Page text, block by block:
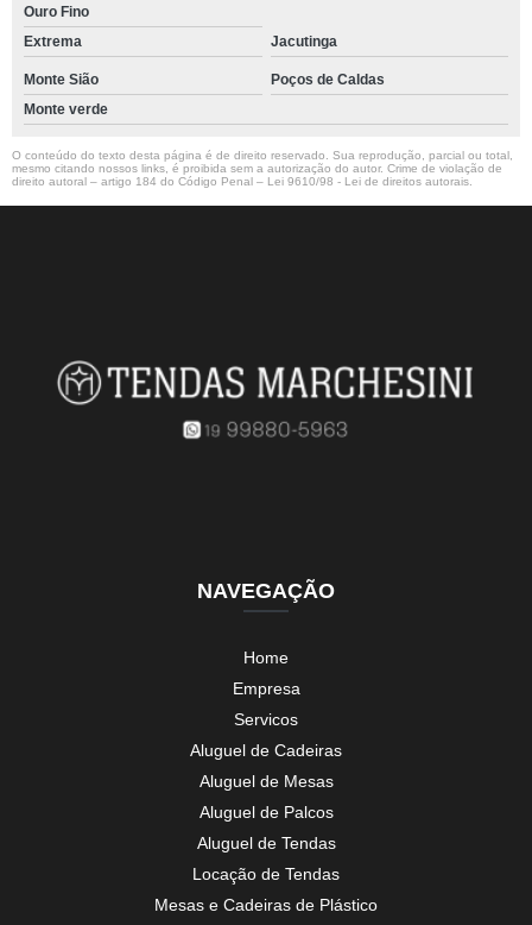
Ouro Fino
Extrema
Jacutinga
Monte Sião
Poços de Caldas
Monte verde
O conteúdo do texto desta página é de direito reservado. Sua reprodução, parcial ou total,
mesmo citando nossos links, é proibida sem a autorização do autor. Crime de violação de
direito autoral – artigo 184 do Código Penal – Lei 9610/98 - Lei de direitos autorais
NAVEGAÇÃO
Home
Empresa
Servicos
Aluguel de Cadeiras
Aluguel de Mesas
Aluguel de Palcos
Aluguel de Tendas
Locação de Tendas
Mesas e Cadeiras de Plástico